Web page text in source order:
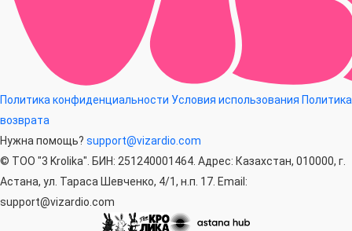
Политика конфиденциальности Условия использования Политика
возврата
Нужна помощь? support@vizardio.com
© ТОО "3 Krolika". БИН: 251240001464. Адрес: Казахстан, 010000, г.
Астана, ул. Тараса Шевченко, 4/1, н.п. 17. Email:
support@vizardio.com